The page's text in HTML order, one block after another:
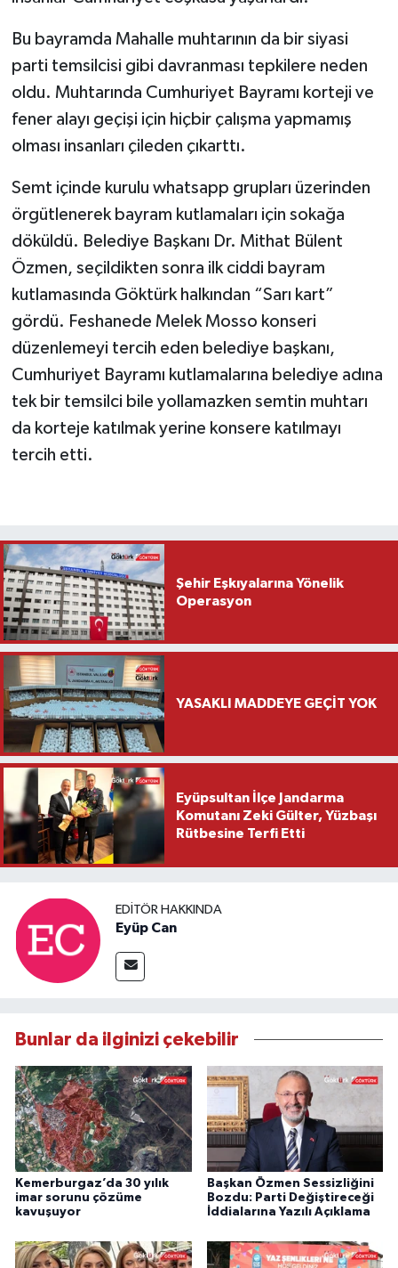
Bu bayramda Mahalle muhtarının da bir siyasi
parti temsilcisi gibi davranması tepkilere neden
oldu. Muhtarında Cumhuriyet Bayramı korteji ve
fener alayı geçişi için hiçbir çalışma yapmamış
olması insanları çileden çıkarttı.
Semt içinde kurulu whatsapp grupları üzerinden
örgütlenerek bayram kutlamaları için sokağa
döküldü. Belediye Başkanı Dr. Mithat Bülent
Özmen, seçildikten sonra ilk ciddi bayram
kutlamasında Göktürk halkından “Sarı kart”
gördü. Feshanede Melek Mosso konseri
düzenlemeyi tercih eden belediye başkanı,
Cumhuriyet Bayramı kutlamalarına belediye adına
tek bir temsilci bile yollamazken semtin muhtarı
da korteje katılmak yerine konsere katılmayı
tercih etti.
Şehir Eşkıyalarına Yönelik
Operasyon
YASAKLI MADDEYE GEÇİT YOK
Eyüpsultan İlçe Jandarma
Komutanı Zeki Gülter, Yüzbaşı
Rütbesine Terfi Etti
EDITÖR HAKKINDA
Eyüp Can
Bunlar da ilginizi çekebilir
Kemerburgaz’da 30 yılık
imar sorunu çözüme
kavuşuyor
Başkan Özmen Sessizliğini
Bozdu: Parti Değiştireceği
İddialarına Yazılı Açıklama